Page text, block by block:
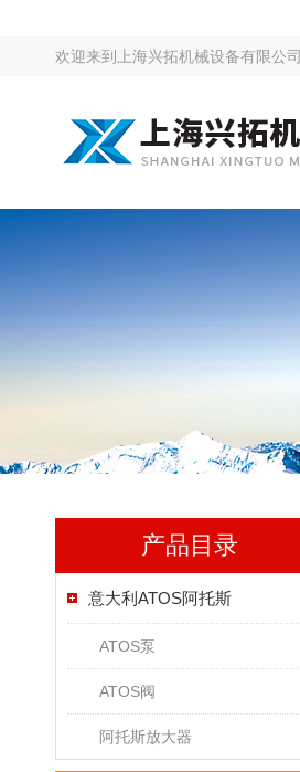
欢迎来到 上海兴拓机械设备有限公司
产品目录
意大利ATOS阿托斯
ATOS泵
ATOS阀
阿托斯放大器